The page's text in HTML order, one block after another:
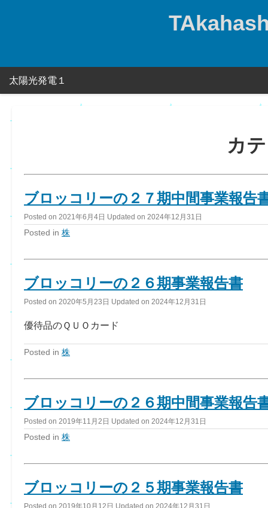
太陽光発電１
カ
ブロッコリーの２７期中間事業報告
Posted on 2021年6月4日 Updated on 2024年12月31日
Posted in 株
ブロッコリーの２６期事業報告書
Posted on 2020年5月23日 Updated on 2024年12月31日
優待品のＱＵＯカード
Posted in 株
ブロッコリーの２６期中間事業報告
Posted on 2019年11月2日 Updated on 2024年12月31日
Posted in 株
ブロッコリーの２５期事業報告書
Posted on 2019年10月12日 Updated on 2024年12月31日